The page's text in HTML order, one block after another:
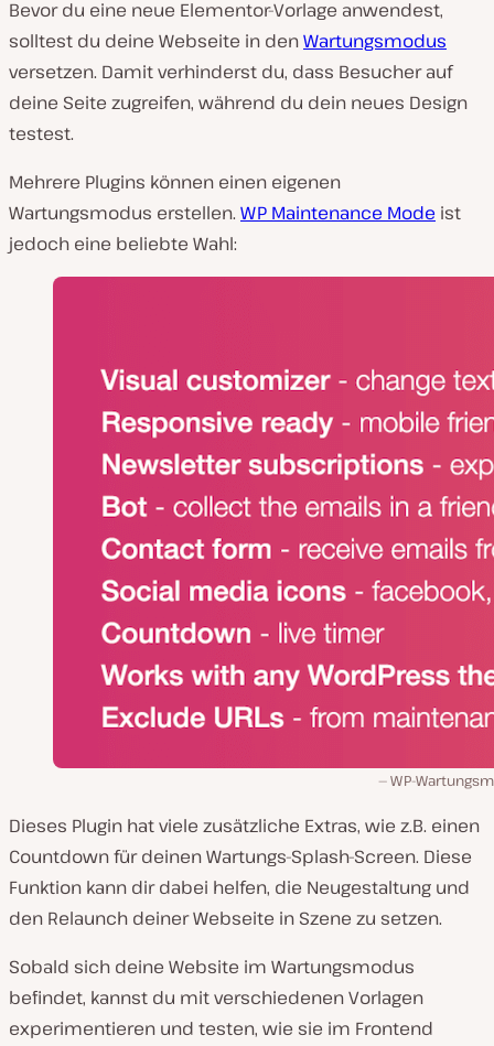
Bevor du eine neue Elementor-Vorlage anwendest,
solltest du deine Webseite in denWartungsmodus
versetzen. Damit verhinderst du, dass Besucher auf
deine Seite zugreifen, während du dein neues Design
testest.
Mehrere Plugins können einen eigenen
Wartungsmodus erstellen. WP Maintenance Mode ist
jedoch eine beliebte Wahl:
WP-
Dieses Plugin hat viele zusätzliche Extras, wie z.B. einen
Countdown für deinen Wartungs-Splash-Screen. Diese
Funktion kann dir dabei helfen, die Neugestaltung und
den Relaunch deiner Webseite in Szene zu setzen.
Sobald sich deine Website im Wartungsmodus
befindet, kannst du mit verschiedenen Vorlagen
experimentieren und testen, wie sie im Frontend